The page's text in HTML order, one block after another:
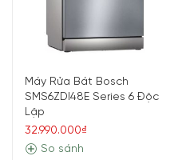
Máy Rửa Bát Bosch
SMS6ZDI48E Series 6 Độc
Lập
32.990.000₫
So sánh